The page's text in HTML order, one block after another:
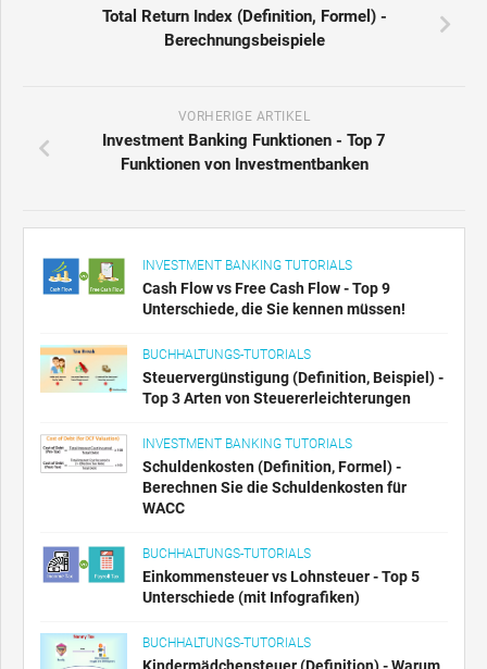
Total Return Index (Definition, Formel) -
Berechnungsbeispiele
VORHERIGE ARTIKEL
Investment Banking Funktionen - Top 7
Funktionen von Investmentbanken
INVESTMENT BANKING TUTORIALS
Cash Flow vs Free Cash Flow - Top 9
Unterschiede, die Sie kennen müssen!
BUCHHALTUNGS-TUTORIALS
Steuervergünstigung (Definition, Beispiel) -
Top 3 Arten von Steuererleichterungen
INVESTMENT BANKING TUTORIALS
Schuldenkosten (Definition, Formel) -
Berechnen Sie die Schuldenkosten für
WACC
BUCHHALTUNGS-TUTORIALS
Einkommensteuer vs Lohnsteuer - Top 5
Unterschiede (mit Infografiken)
BUCHHALTUNGS-TUTORIALS